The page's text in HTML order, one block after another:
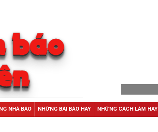
NHÀ BÁO NHỮNG BÀI BÁO HAY NHỮNG CÁCH LÀM HAY